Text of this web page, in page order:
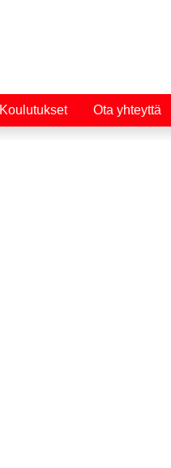
Koulutukset Ota yhteyttä